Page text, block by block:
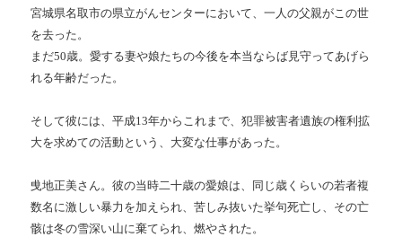
宮城県名取市の県立がんセンターにおいて、一人の父親がこの世
を去った。
まだ50歳。愛する妻や娘たちの今後を本当ならば見守ってあげら
れる年齢だった。
そして彼には、平成13年からこれまで、犯罪被害者遺族の権利拡
大を求めての活動という、大変な仕事があった。
曵地正美さん。彼の当時二十歳の愛娘は、同じ歳くらいの若者複
数名に激しい暴力を加えられ、苦しみ抜いた挙句死亡し、その亡
骸は冬の雪深い山に棄てられ、燃やされた。